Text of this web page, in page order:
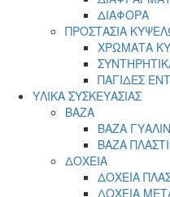
ΔΙΑΦΟΡΑ
ΠΡΟΣΤΑΣΙΑ
ΧΡΩΜΑΤΑ
ΠΑΓΙΔΕΣ
ΥΛΙΚΑ ΣΥΣΚΕΥΑΣΙΑΣ
ΒΑΖΑ
ΒΑΖΑ
ΒΑΖΑ
ΔΟΧΕΙΑ
ΔΟΧΕΙΑ
ΔΟΧΕΙΑ